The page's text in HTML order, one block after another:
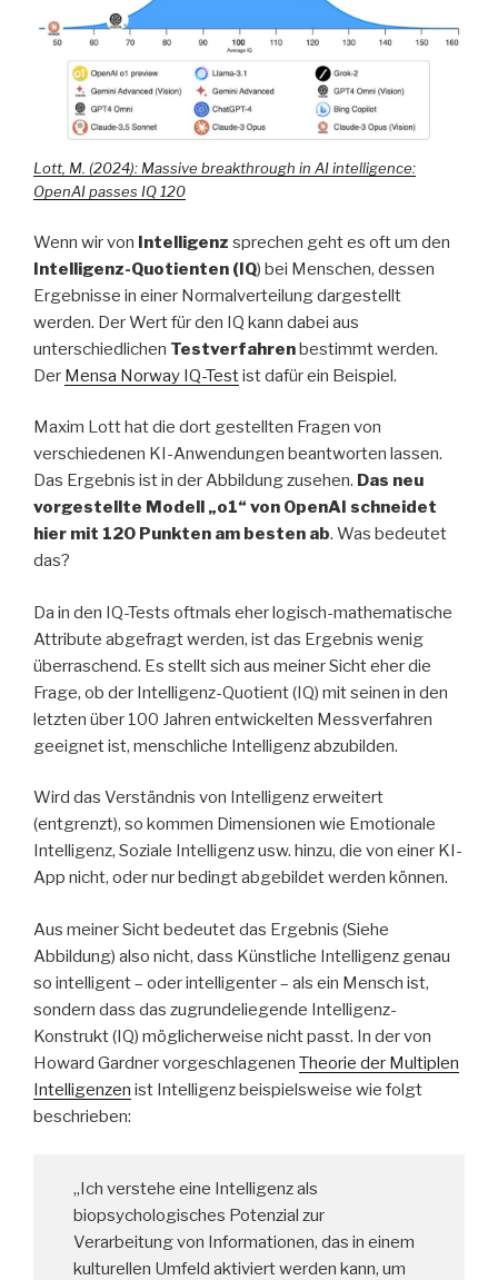
Lott, M. (2024): Massive breakthrough in AI intelligence:
OpenAI passes IQ 120
Wenn wir von Intelligenz sprechen geht es oft um den
Intelligenz-Quotienten (IQ) bei Menschen, dessen
Ergebnisse in einer Normalverteilung dargestellt
werden. Der Wert für den IQ kann dabei aus
unterschiedlichen Testverfahrenbestimmt werden.
Der Mensa Norway IQ-Testist dafür ein Beispiel.
Maxim Lott hat die dort gestellten Fragen von
verschiedenen KI-Anwendungen beantworten lassen.
Das Ergebnis ist in der Abbildung zusehen. Das neu
vorgestellte Modell „o1“ von OpenAI schneidet
hier mit 120 Punkten am besten ab. Was bedeutet
das?
Da in den IQ-Tests oftmals eher logisch-mathematische
Attribute abgefragt werden, ist das Ergebnis wenig
überraschend. Es stellt sich aus meiner Sicht eher die
Frage, ob der Intelligenz-Quotient (IQ) mit seinen in den
letzten über 100 Jahren entwickelten Messverfahren
geeignet ist, menschliche Intelligenz abzubilden.
Wird das Verständnis von Intelligenz erweitert
(entgrenzt), so kommen Dimensionen wie Emotionale
Intelligenz, Soziale Intelligenz usw. hinzu, die von einer KI-
App nicht, oder nur bedingt abgebildet werden können.
Aus meiner Sicht bedeutet das Ergebnis (Siehe
Abbildung) also nicht, dass Künstliche Intelligenz genau
so intelligent – oder intelligenter – als ein Mensch ist,
sondern dass das zugrundeliegende Intelligenz-
Konstrukt (IQ) möglicherweise nicht passt. In der von
Howard Gardner vorgeschlagenen Theorie der Multiplen
Intelligenzen ist Intelligenz beispielsweise wie folgt
beschrieben:
„Ich verstehe eine Intelligenz als
biopsychologisches Potenzial zur
Verarbeitung von Informationen, das in einem
kulturellen Umfeld aktiviert werden kann, um